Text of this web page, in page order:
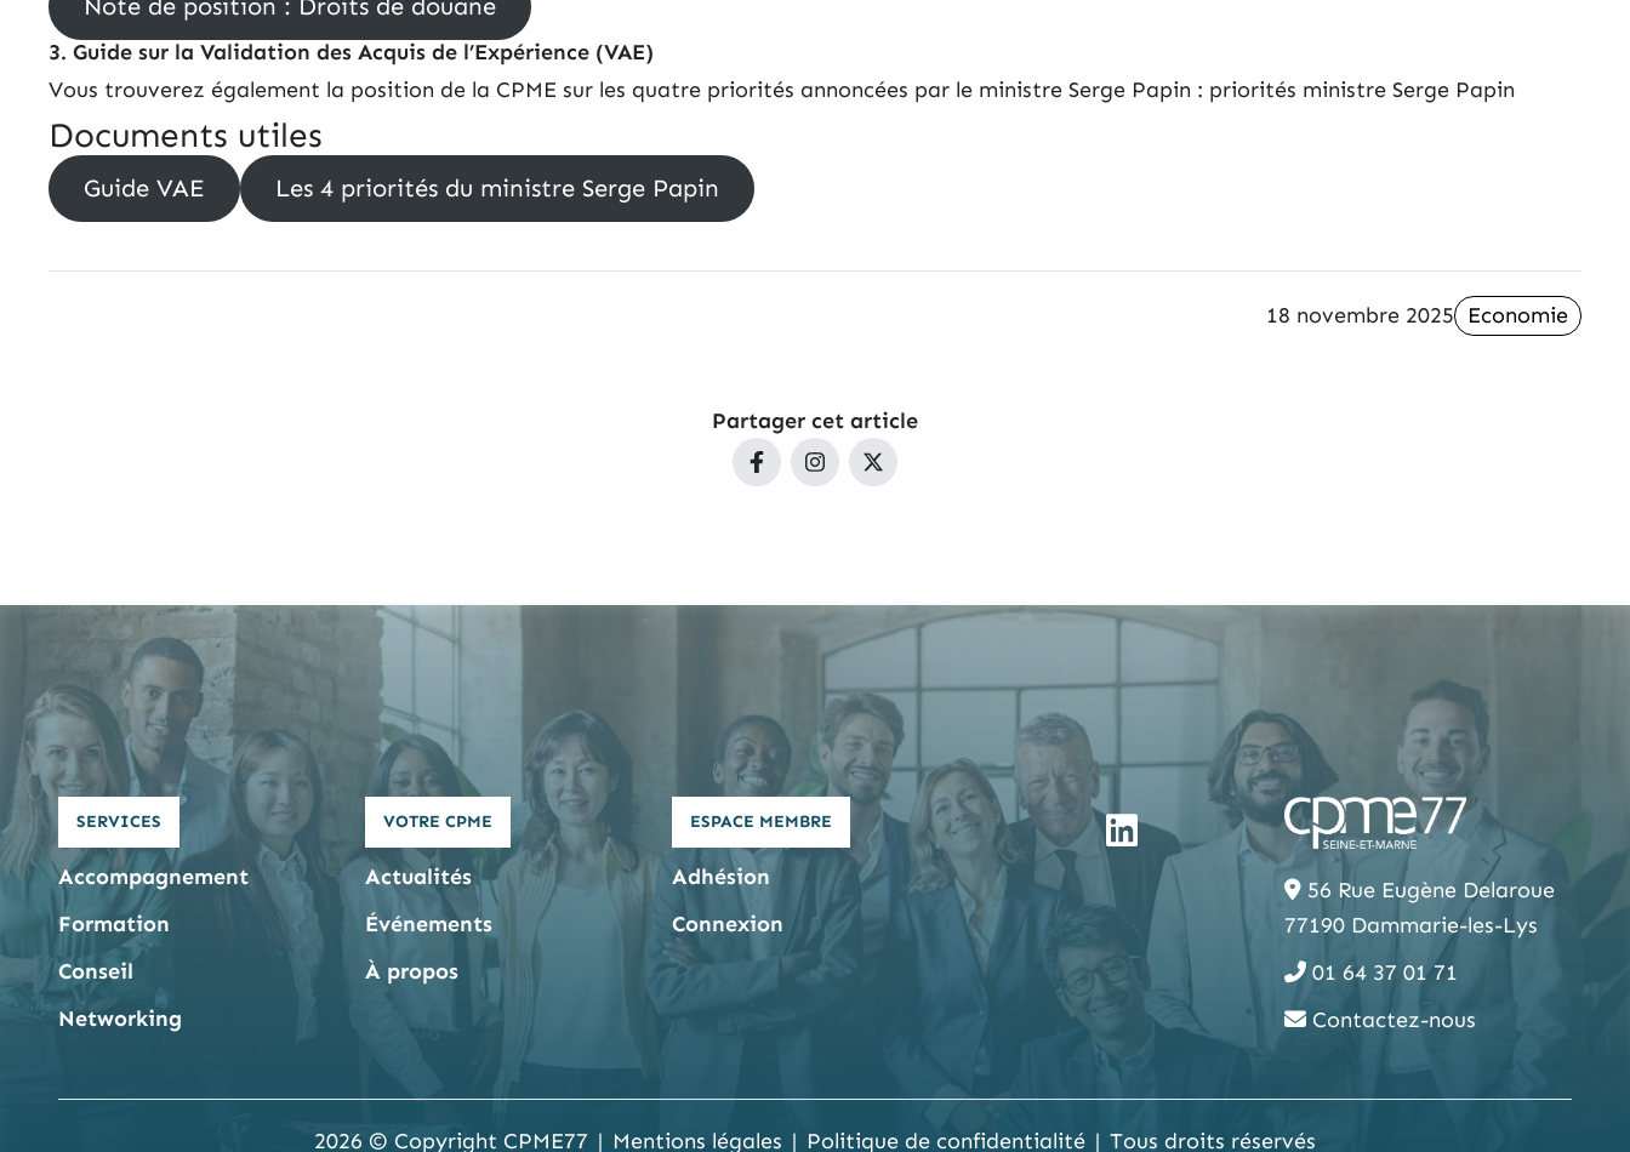
Note de position : Droits de douane
3. Guide sur la Validation des Acquis de l’Expérience (VAE)
Vous trouverez également la position de la CPME sur les quatre priorités annoncées par le ministre Serge Papin : priorités ministre Serge Papin
Documents utiles
Guide VAE Les 4 priorités du ministre Serge Papin
18 novembre 2025 Economie
Partager cet article
SERVICES
Accompagnement
Formation
Conseil
Networking
VOTRE CPME
Actualités
Événements
À propos
ESPACE MEMBRE
Adhésion
Connexion
56 Rue Eugène Delaroue
77190 Dammarie-les-Lys
01 64 37 01 71
Contactez-nous
2026 © Copyright CPME77 Mentions légales Politique de confidentialité Tous droits réservés